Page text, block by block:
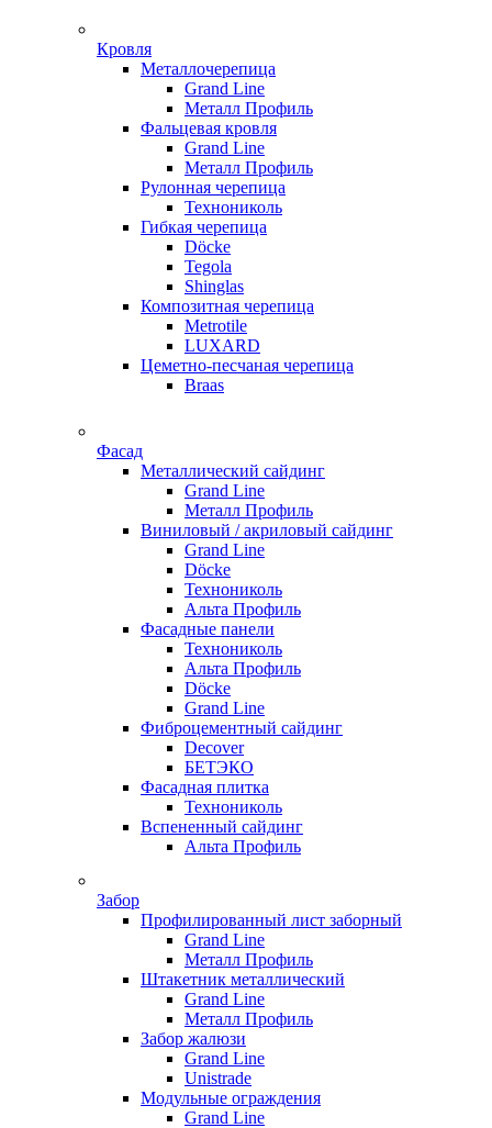
Кровля
Металлочерепица
Grand Line
Металл Профиль
Фальцевая кровля
Grand Line
Металл Профиль
Рулонная черепица
Технониколь
Гибкая черепица
Döсkе
Tegola
Shinglas
Композитная черепица
Metrotile
LUXARD
Цеметно-песчаная черепица
Braas
Фасад
Металлический сайдинг
Grand Line
Металл Профиль
Виниловый / акриловый сайдинг
Grand Line
Döсkе
Технониколь
Альта Профиль
Фасадные панели
Технониколь
Альта Профиль
Döсkе
Grand Line
Фиброцементный сайдинг
Decover
БЕТЭКО
Фасадная плитка
Технониколь
Вспененный сайдинг
Альта Профиль
Забор
Профилированный лист заборный
Grand Line
Металл Профиль
Штакетник металлический
Grand Line
Металл Профиль
Забор жалюзи
Grand Line
Unistrade
Модульные ограждения
Grand Line